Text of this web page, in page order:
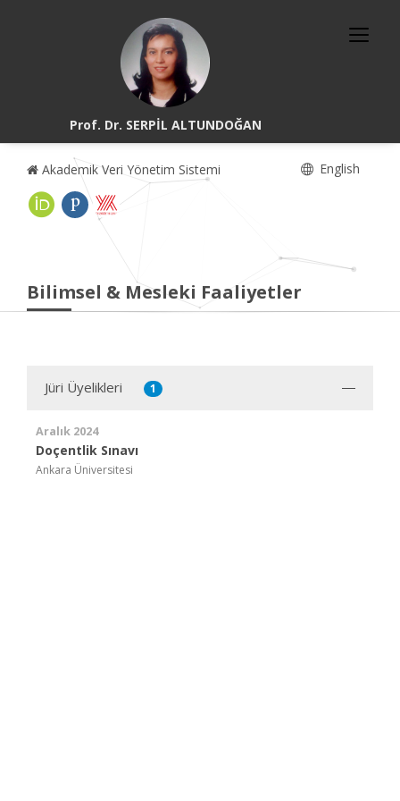
Prof. Dr. SERPİL ALTUNDOĞAN
Akademik Veri Yönetim Sistemi English
Bilimsel & Mesleki Faaliyetler
Jüri Üyelikleri 1
Aralık 2024
Doçentlik Sınavı
Ankara Üniversitesi